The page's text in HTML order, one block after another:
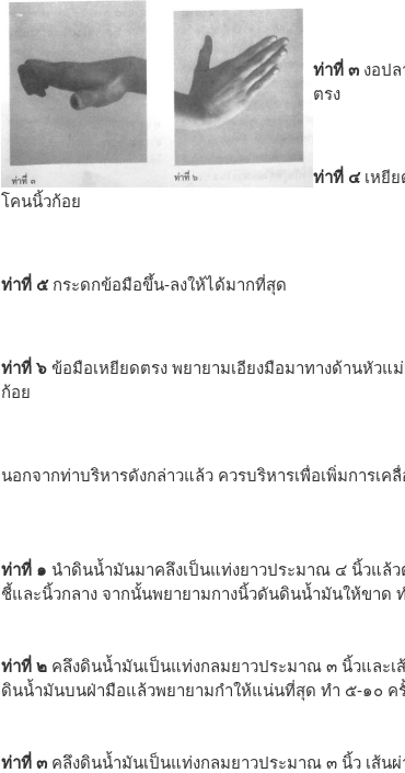
ท่าที่ ๓ งอป
ตรง
ท่าที่ ๔ เหยี
โคนนิ้วก้อย
ท่าที่ ๕กระดกข้อมือขึ้น-ลงให้ได้มากที่สุด
ท่าที่ ๖ ข้อมือเหยียดตรง พยายามเอียงมือมาทางด้านหัวแ
ก้อย
นอกจากท่าบริหารดังกล่าวแล้ว ควรบริหารเพื่อเพิ่มการเ
ท่าที่ ๑ นำดินน้ำมันมาคลึงเป็นแท่งยาวประมาณ ๔ นิ้วแล้
ชี้และนิ้วกลาง จากนั้นพยายามกางนิ้วดันดินน้ำมันให้ขาด
ท่าที่ ๒ คลึงดินน้ำมันเป็นแท่งกลมยาวประมาณ ๓ นิ้วและเ
ดินน้ำมันบนฝ่ามือแล้วพยายามกำให้แน่นที่สุด ทำ ๕-๑๐ ค
ท่าที่ ๓ คลึงดินน้ำมันเป็นแท่งกลมยาวประมาณ ๓ นิ้ว เส้น